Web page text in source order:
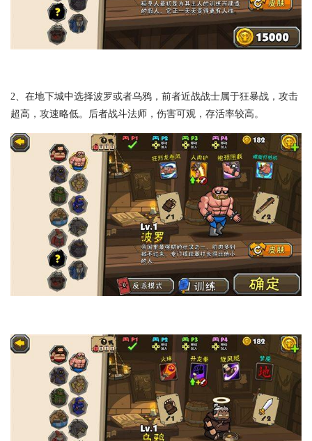
2、在地下城中选择波罗或者乌鸦，前者近战战士属于狂暴战，攻击
超高，攻速略低。后者战斗法师，伤害可观，存活率较高。